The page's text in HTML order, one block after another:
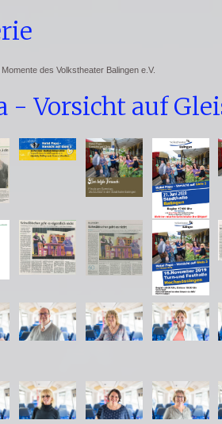
des Volkstheater Balingen e.V.
- Vorsicht auf